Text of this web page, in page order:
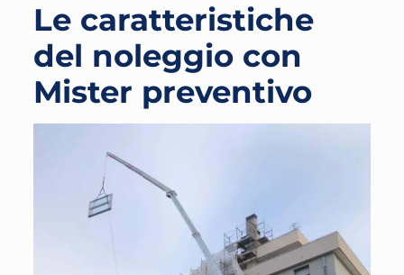
Le caratteristiche
del noleggio con
Mister preventivo